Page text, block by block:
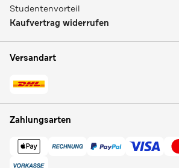
Studentenvorteil
Kaufvertrag widerrufen
Versandart
Zahlungsarten